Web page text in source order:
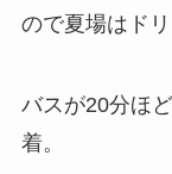
ので夏場はド
バスが20分ほ
着。